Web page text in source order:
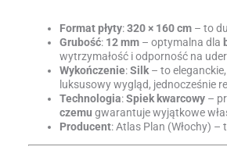
Format płyty:320 × 160 cm – to
Grubość: 12 mm – optymalna dla
wytrzymałość i odporność na
Wykończenie:Silk– to
luksusowy wygląd, jednocześnie
Technologia:Spiek kwarcowy –
czemu gwarantuje wyjątkowe
Producent: Atlas Plan (Włochy)